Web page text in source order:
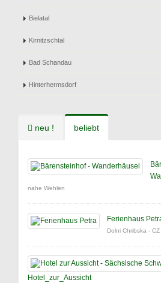
Bielatal
Kirnitzschtal
Bad Schandau
Hinterhermsdorf
neu ! beliebt
nahe Wehlen
Ferienhaus
Dolni Chribska - CZ
Hotel_zur_Aussicht